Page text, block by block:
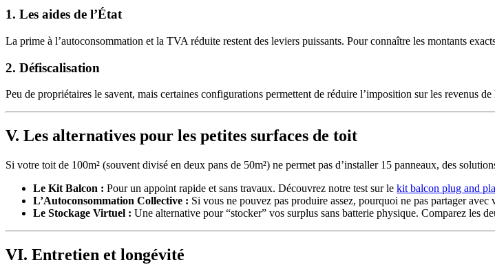
1. Les aides de l’État
La prime à l’autoconsommation et la TVA réduite restent des leviers puissants. Pour connaître les montants
2. Défiscalisation
Peu de propriétaires le savent, mais certaines configurations permettent de réduire l’imposition sur les revenus
V. Les alternatives pour les petites surfaces de toit
Si votre toit de 100m² (souvent divisé en deux pans de 50m²) ne permet pas d’installer 15 panneaux, des
Le Kit Balcon : Pour un appoint rapide et sans travaux. Découvrez notre test sur le kit balcon plug and
L’Autoconsommation Collective : Si vous ne pouvez pas produire assez, pourquoi ne pas partager avec
Le Stockage Virtuel : Une alternative pour “stocker” vos surplus sans batterie physique. Comparez les
VI. Entretien et longévité